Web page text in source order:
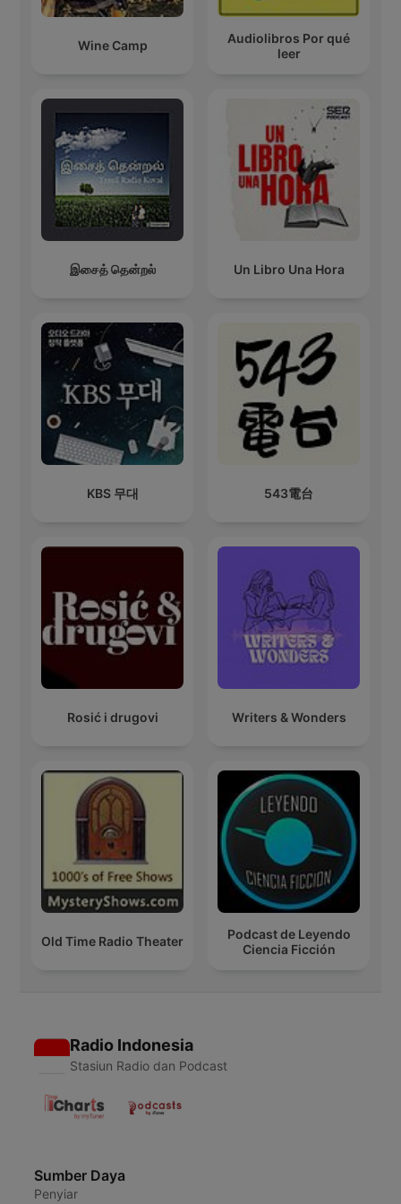
Wine Camp
Audiolibros Por qué
leer
இசைத் தென்றல் Un Libro Una Hora
KBS 무대 543電台
Rosić i drugovi Writers & Wonders
Old Time Radio Theater
Podcast de Leyendo
Ciencia Ficción
Radio Indonesia
Stasiun Radio dan Podcast
Sumber Daya
Penyiar